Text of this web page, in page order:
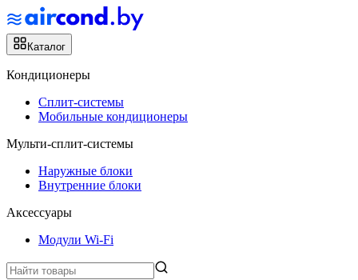
Каталог
Кондиционеры
Сплит-системы
Мобильные кондиционеры
Мульти-сплит-системы
Наружные блоки
Внутренние блоки
Аксессуары
Модули Wi-Fi